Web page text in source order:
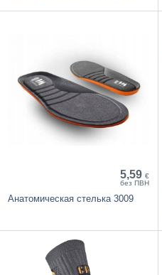
5,59 €
без ПВН
Анатомическая стелька 3009